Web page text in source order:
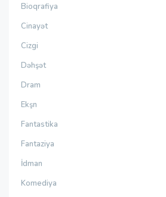
Bioqrafiya
Cinayət
Cizgi
Dəhşət
Dram
Ekşn
Fantastika
Fantaziya
İdman
Komediya